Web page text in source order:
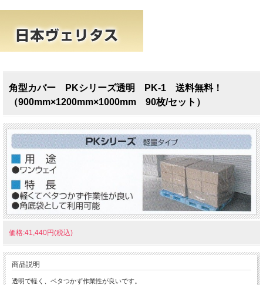
角型カバー PKシリーズ透明 PK-1 送料無料！
（900mm×1200mm×1000mm 90枚/セット）
価格:41,440円(税込)
商品説明
透明で軽く、ベタつかず作業性が良いです。